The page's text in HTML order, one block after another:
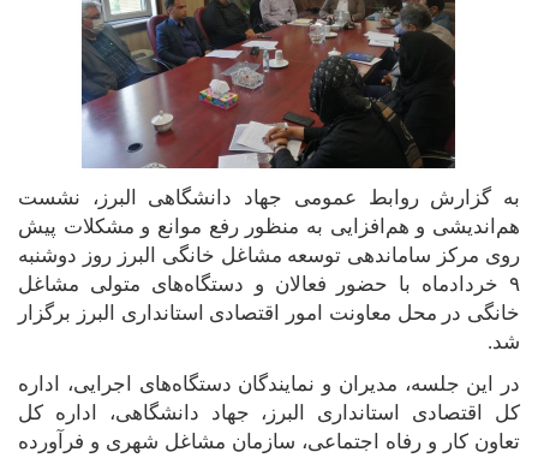
به گزارش روابط عمومی جهاد دانشگاهی البرز، نشست
هم‌اندیشی و هم‌افزایی به منظور رفع موانع و مشکلات پیش
روی مرکز ساماندهی توسعه مشاغل خانگی البرز روز دوشنبه
۹ خردادماه با حضور فعالان و دستگاه‌های متولی مشاغل
خانگی در محل معاونت امور اقتصادی استانداری البرز برگزار
شد.
در این جلسه، مدیران و نمایندگان دستگاه‌های اجرایی، اداره
کل اقتصادی استانداری البرز، جهاد دانشگاهی، اداره کل
تعاون کار و رفاه اجتماعی، سازمان مشاغل شهری و فرآورده